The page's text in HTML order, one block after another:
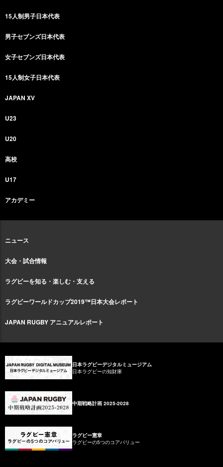
15人制男子日本代表
男子セブンズ日本代表
女子セブンズ日本代表
15人制女子日本代表
JAPAN XV
U23
U20
高校
U17
アカデミー
ニュース
大会・試合情報
ラグビーを知る・楽しむ・支える
ラグビーワールドカップ2019™日本大会レポート
JAPAN RUGBY アニュアルレポート
日本ラグビーデジタルミュージアム
日本ラグビーの知財庫
中期戦略計画 2025-2028
ラグビー憲章
ラグビーの5つのコアバリュー